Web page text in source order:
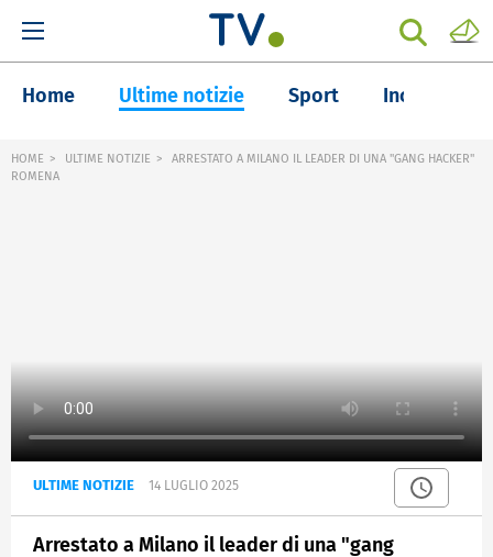
Home Ultime notizie Sport Inchieste
HOME ULTIME NOTIZIE
ARRESTATO A MILANO IL LEADER DI UNA "GANG HACKER"
ROMENA
ULTIME NOTIZIE 14 LUGLIO 2025
Arrestato a Milano il leader di una "gang